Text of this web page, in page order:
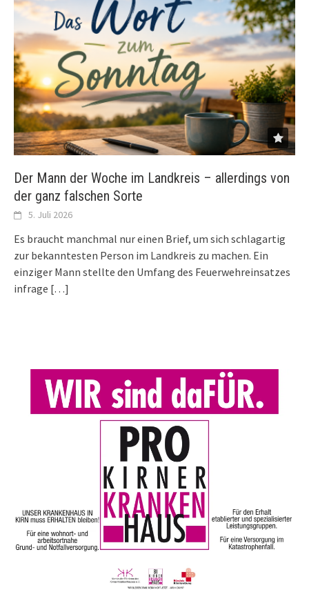
Der Mann der Woche im Landkreis – allerdings von
der ganz falschen Sorte
5. Juli 2026
Es braucht manchmal nur einen Brief, um sich schlagartig
zur bekanntesten Person im Landkreis zu machen. Ein
einziger Mann stellte den Umfang des Feuerwehreinsatzes
infrage […]